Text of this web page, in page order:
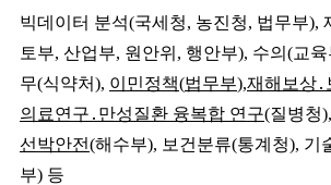
빅데이터 분석(국세청, 농진청, 법무부),
토부, 산업부, 원안위 , 행안부), 수의 (교육
무(식약처), 이민정책(법무부),재해보상․
의료연구 ․ 만성질환 융복합 연구(질병청),
선박안전(해수부), 보건분류(통계청), 기
부) 등